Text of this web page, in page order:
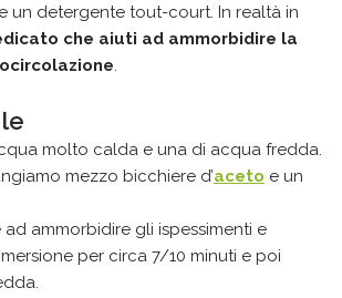
un detergente tout-court. In realtà in
che aiuti ad ammorbidire la
.
molto calda e una di acqua fredda.
mezzo bicchiere d’aceto e un
ammorbidire gli ispessimenti e
per circa 7/10 minuti e poi